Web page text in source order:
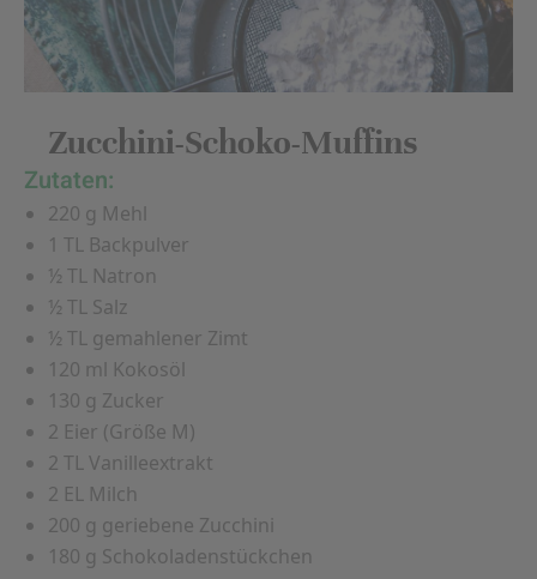
Zucchini-Schoko-Muffins
Zutaten:
220 g Mehl
1 TL Backpulver
½ TL Natron
½ TL Salz
½ TL gemahlener Zimt
120 ml Kokosöl
130 g Zucker
2 Eier (Größe M)
2 TL Vanilleextrakt
2 EL Milch
200 g geriebene Zucchini
180 g Schokoladenstückchen